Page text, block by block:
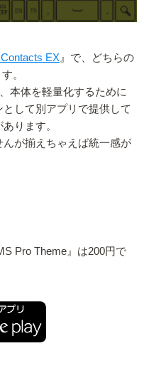
EX 』で、どちらの
。
本体を軽量化するために
して別アプリで提供して
ります。
が揃えちゃえば統一感が
Pro Theme』は200円で